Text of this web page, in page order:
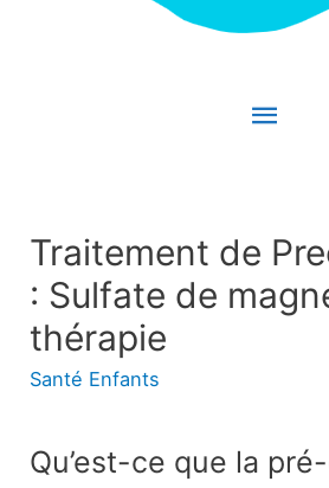
Menu
Traitement de
: Sulfate de
thérapie
Santé Enfants
Qu’est-ce que la